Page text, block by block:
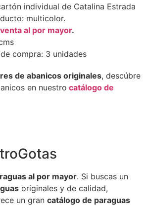
individual de Catalina Estrada
multicolor.
al por mayor.
compra: 3 unidades
de abanicos originales, descúbre
en nuestro catálogo de
al por mayor. Si buscas un
originales y de calidad,
un gran catálogo de paraguas